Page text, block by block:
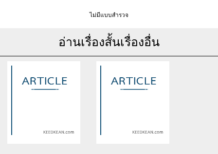
ไม่มีแบบสำรวจ
อ่านเรื่องสั้นเรื่องอื่น